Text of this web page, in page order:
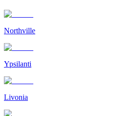
Northville
Ypsilanti
Livonia